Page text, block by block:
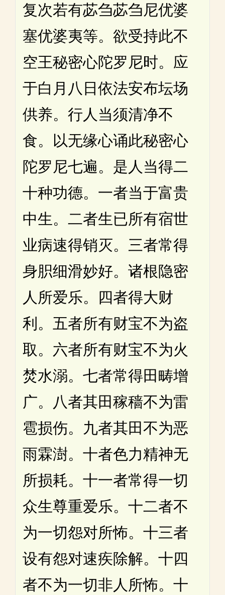
复次若有苾刍苾刍尼优婆
塞优婆夷等。欲受持此不
空王秘密心陀罗尼时。应
于白月八日依法安布坛场
供养。行人当须清净不
食。以无缘心诵此秘密心
陀罗尼七遍。是人当得二
十种功德。一者当于富贵
中生。二者生已所有宿世
业病速得销灭。三者常得
身胑细滑妙好。诸根隐密
人所爱乐。四者得大财
利。五者所有财宝不为盗
取。六者所有财宝不为火
焚水溺。七者常得田畴增
广。八者其田稼穑不为雷
雹损伤。九者其田不为恶
雨霖澍。十者色力精神无
所损耗。十一者常得一切
众生尊重爱乐。十二者不
为一切怨对所怖。十三者
设有怨对速疾除解。十四
者不为一切非人所怖。十